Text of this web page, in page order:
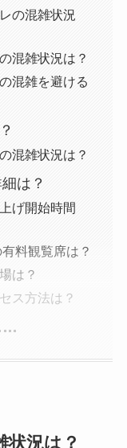
の混雑状況
混雑状況は？
混雑を避ける
混雑状況は？
は？
げ開始時間
料観覧席は？
は？
ス方法は？
状況は？